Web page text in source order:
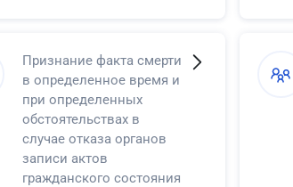
Признание факта смерти
в определенное время и
при определенных
обстоятельствах в
случае отказа органов
записи актов
гражданского состояния